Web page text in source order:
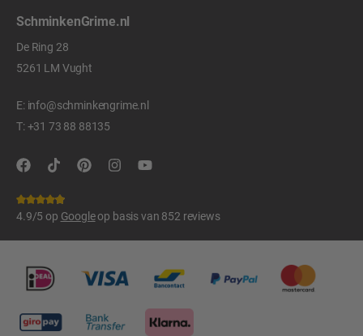
SchminkenGrime.nl
De Ring 28
5261 LM Vught
E: info@schminkengrime.nl
T:+31 73 88 88135
4.9/5 op Googleop basis van 852 reviews